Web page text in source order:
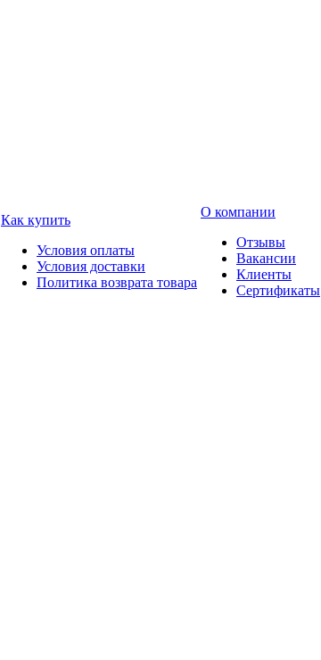
Как купить
Условия оплаты
Условия доставки
Политика возврата товара
О компании
Отзывы
Вакансии
Клиенты
Сертификаты